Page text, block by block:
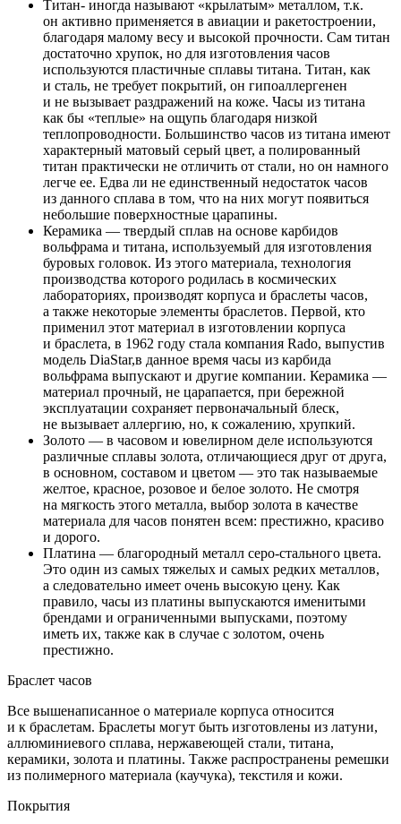
Титан- иногда называют «крылатым» металлом, т.к.
он активно применяется в авиации и ракетостроении,
благодаря малому весу и высокой прочности. Сам титан
достаточно хрупок, но для изготовления часов
используются пластичные сплавы титана. Титан, как
и сталь, не требует покрытий, он гипоаллергенен
и не вызывает раздражений на коже. Часы из титана
как бы «теплые» на ощупь благодаря низкой
теплопроводности. Большинство часов из титана имеют
характерный матовый серый цвет, а полированный
титан практически не отличить от стали, но он намного
легче ее. Едва ли не единственный недостаток часов
из данного сплава в том, что на них могут появиться
небольшие поверхностные царапины.
Керамика — твердый сплав на основе карбидов
вольфрама и титана, используемый для изготовления
буровых головок. Из этого материала, технология
производства которого родилась в космических
лабораториях, производят корпуса и браслеты часов,
а также некоторые элементы браслетов. Первой, кто
применил этот материал в изготовлении корпуса
и браслета, в 1962 году стала компания Rado, выпустив
модель DiaStar,в данное время часы из карбида
вольфрама выпускают и другие компании. Керамика —
материал прочный, не царапается, при бережной
эксплуатации сохраняет первоначальный блеск,
не вызывает аллергию, но, к сожалению, хрупкий.
Золото — в часовом и ювелирном деле используются
различные сплавы золота, отличающиеся друг от друга,
в основном, составом и цветом — это так называемые
желтое, красное, розовое и белое золото. Не смотря
на мягкость этого металла, выбор золота в качестве
материала для часов понятен всем: престижно, красиво
и дорого.
Платина — благородный металл серо-стального цвета.
Это один из самых тяжелых и самых редких металлов,
а следовательно имеет очень высокую цену. Как
правило, часы из платины выпускаются именитыми
брендами и ограниченными выпусками, поэтому
иметь их, также как в случае с золотом, очень
престижно.
Браслет часов
Все вышенаписанное о материале корпуса относится
и к браслетам. Браслеты могут быть изготовлены из латуни,
аллюминиевого сплава, нержавеющей стали, титана,
керамики, золота и платины. Также распространены ремешки
из полимерного материала (каучука), текстиля и кожи.
Покрытия